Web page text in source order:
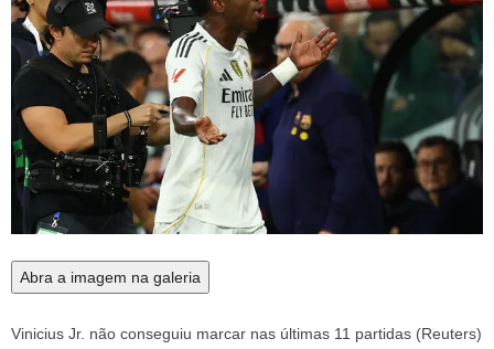
Abra a imagem na galeria
Vinicius Jr. não conseguiu marcar nas últimas 11 partidas (Reuters)